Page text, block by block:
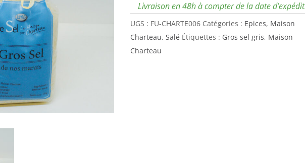
Livraison en 48h à compter de la date
UGS : FU-CHARTE006 Catégories : Epices, Maison
Charteau, Salé Étiquettes : Gros sel gris, Maison
Charteau